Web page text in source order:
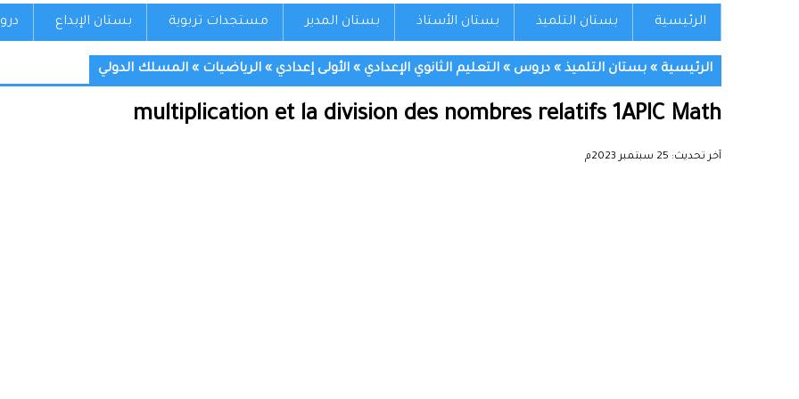
الرئيسية بستان التلميذ بستان الأستاذ بستان المدير مستجدات تربوية بستان الإبداع
الرئيسية » بستان التلميذ » دروس » التعليم الثانوي الإعدادي » الأولى إعدادي » الرياضيات » المسلك الدولي
multiplication et la division des nombres relatifs 1APIC Math
آخر تحديث: 25 سبتمبر 2023م